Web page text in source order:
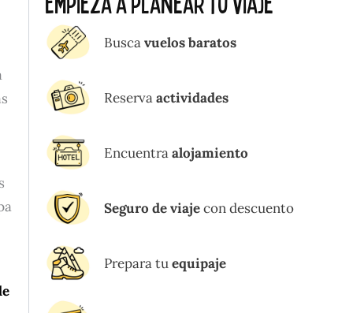
Buscavuelos baratos
Reservaactividades
Encuentraalojamiento
Seguro de viajecon descuento
Prepara tuequipaje